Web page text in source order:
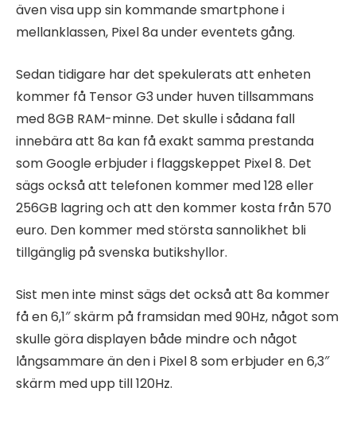
även visa upp sin kommande smartphone i
mellanklassen, Pixel 8a under eventets gång.
Sedan tidigare har det spekulerats att enheten
kommer få Tensor G3 under huven tillsammans
med 8GB RAM-minne. Det skulle i sådana fall
innebära att 8a kan få exakt samma prestanda
som Google erbjuder i flaggskeppet Pixel 8. Det
sägs också att telefonen kommer med 128 eller
256GB lagring och att den kommer kosta från 570
euro. Den kommer med största sannolikhet bli
tillgänglig på svenska butikshyllor.
Sist men inte minst sägs det också att 8a kommer
få en 6,1″ skärm på framsidan med 90Hz, något som
skulle göra displayen både mindre och något
långsammare än den i Pixel 8 som erbjuder en 6,3″
skärm med upp till 120Hz.